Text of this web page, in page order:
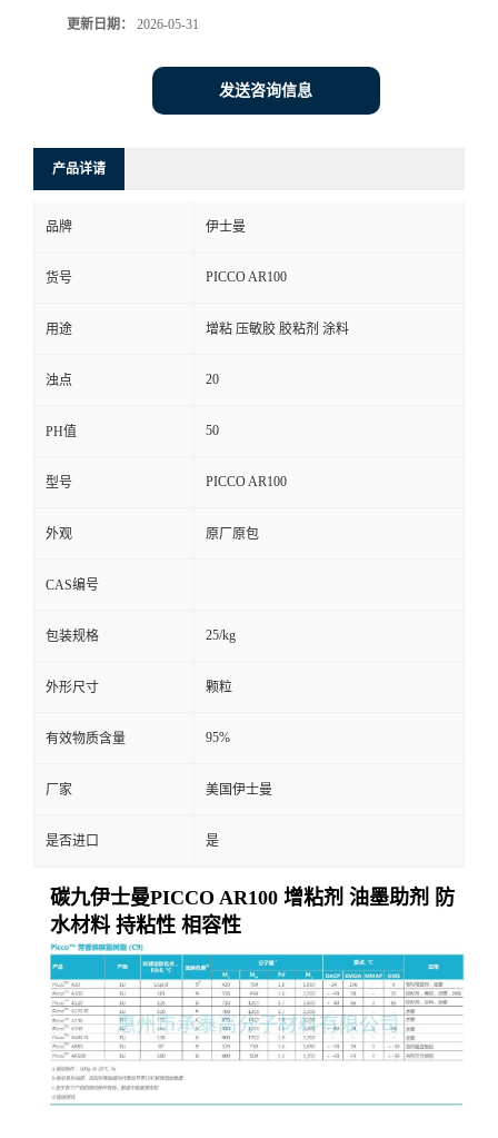
更新日期： 2026-05-31
发送咨询信息
产品详请
品牌 伊士曼
货号 PICCO AR100
用途 增粘 压敏胶 胶粘剂 涂料
浊点 20
PH值 50
型号 PICCO AR100
外观 原厂原包
CAS编号
包装规格 25/kg
外形尺寸 颗粒
有效物质含量 95%
厂家 美国伊士曼
是否进口 是
碳九伊士曼PICCO AR100 增粘剂 油墨助剂 防
水材料 持粘性 相容性